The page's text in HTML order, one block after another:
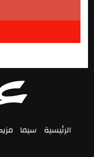
الرئيسية سيما